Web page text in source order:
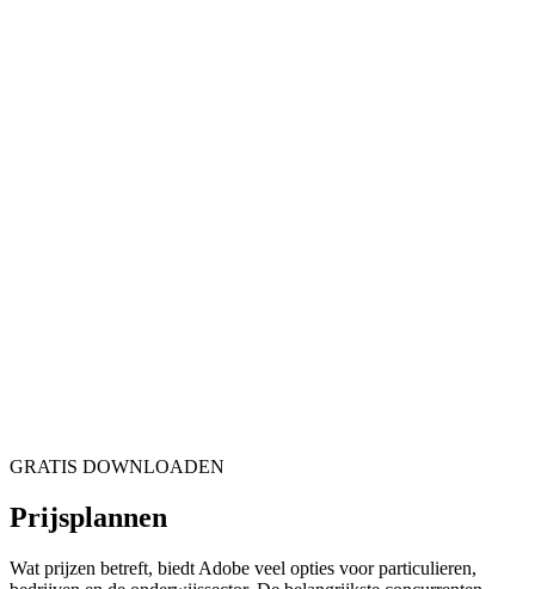
GRATIS DOWNLOADEN
Prijsplannen
Wat prijzen betreft, biedt Adobe veel opties voor particulieren,